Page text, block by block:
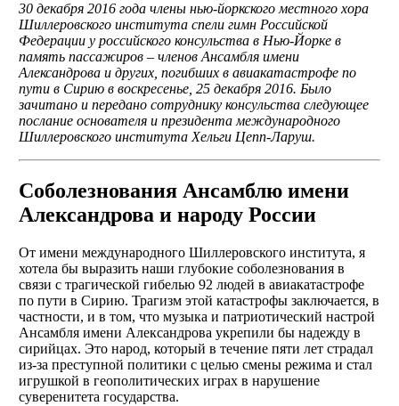
30 декабря 2016 года члены нью-йоркского местного хора
Шиллеровского института спели гимн Российской
Федерации у российского консульства в Нью-Йорке в
память пассажиров – членов Ансамбля имени
Александрова и других, погибших в авиакатастрофе по
пути в Сирию в воскресенье, 25 декабря 2016. Было
зачитано и передано сотруднику консульства следующее
послание основателя и президента международного
Шиллеровского института Хельги Цепп-Ларуш.
Соболезнования Ансамблю имени
Александрова и народу России
От имени международного Шиллеровского института, я
хотела бы выразить наши глубокие соболезнования в
связи с трагической гибелью 92 людей в авиакатастрофе
по пути в Сирию. Трагизм этой катастрофы заключается, в
частности, и в том, что музыка и патриотический настрой
Ансамбля имени Александрова укрепили бы надежду в
сирийцах. Это народ, который в течение пяти лет страдал
из-за преступной политики с целью смены режима и стал
игрушкой в геополитических играх в нарушение
суверенитета государства.